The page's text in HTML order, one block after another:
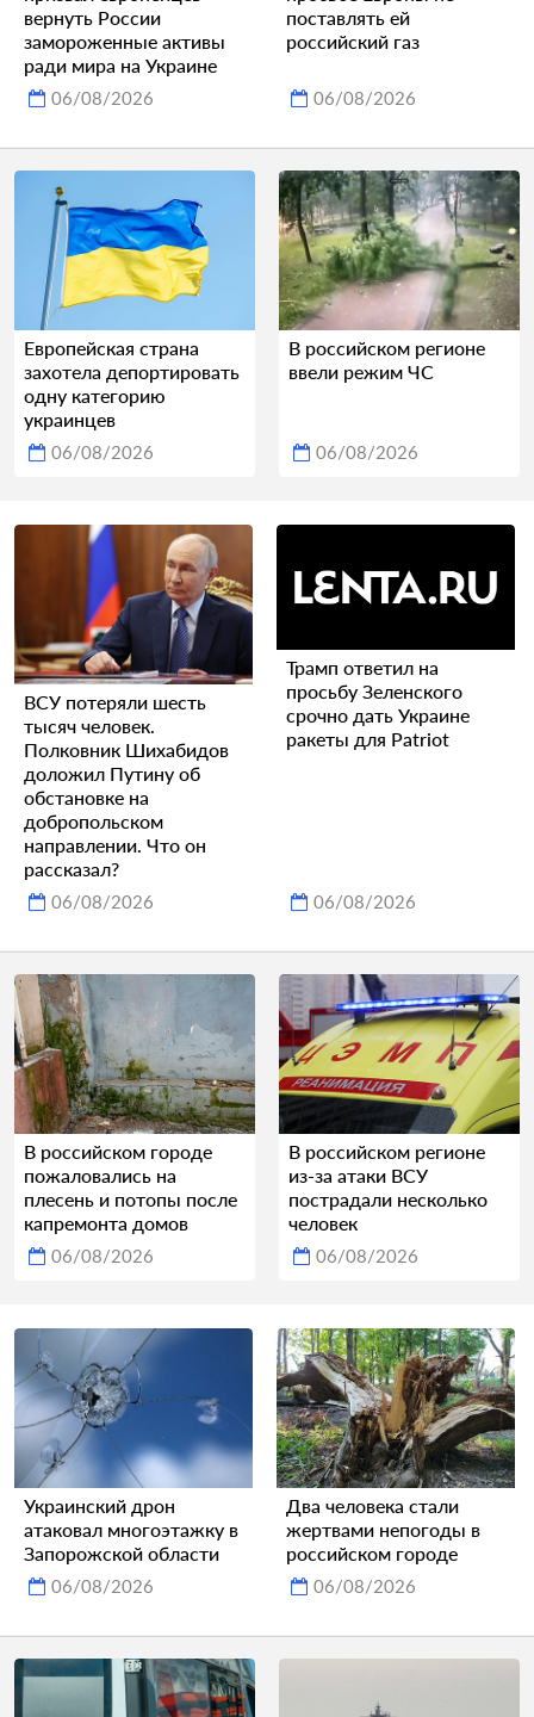
вернуть России
замороженные активы
ради мира на Украине
06/08/2026
поставлять ей
российский газ
06/08/2026
Европейская страна
захотела депортировать
одну категорию
украинцев
06/08/2026
В российском регионе
ввели режим ЧС
06/08/2026
ВСУ потеряли шесть
тысяч человек.
Полковник Шихабидов
доложил Путину об
обстановке на
добропольском
направлении. Что он
рассказал?
06/08/2026
Трамп ответил на
просьбу Зеленского
срочно дать Украине
ракеты для Patriot
06/08/2026
В российском городе
пожаловались на
плесень и потопы после
капремонта домов
06/08/2026
В российском регионе
из-за атаки ВСУ
пострадали несколько
человек
06/08/2026
Украинский дрон
атаковал многоэтажку в
Запорожской области
06/08/2026
Два человека стали
жертвами непогоды в
российском городе
06/08/2026